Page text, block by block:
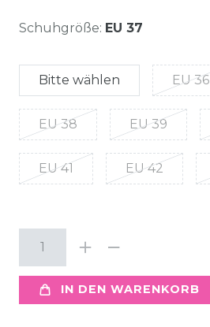
Schuhgröße: EU 37
Bitte wählen EU 36
EU 38 EU 39
EU 41 EU 42
IN DEN WARENKORB